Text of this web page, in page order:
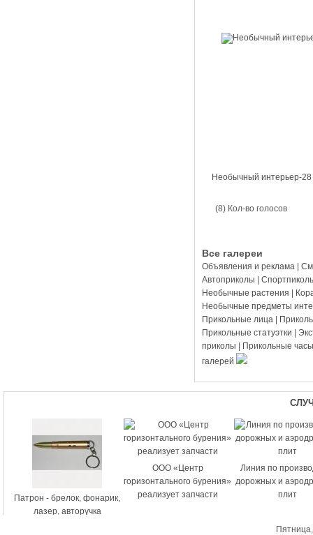
Необычный интерьер-28
(8) Кол-во голосов
Все галереи
Объявления и реклама
Автоприколы
Необычные растения
Необычные предметы
Прикольные лица
Прикольные статуэтки
приколы
Прикольные часы
галерей
Патрон - брелок, фонарик,
лазер, авторучка
ООО «Центр
горизонтального бурения»
реализует запчасти
Линия по
дорожных и
плит